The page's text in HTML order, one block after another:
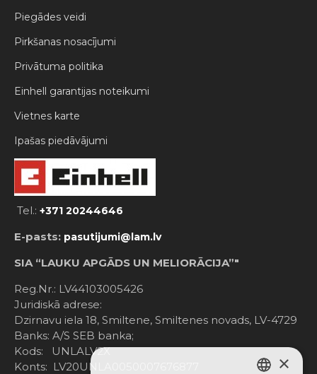
Piegādes veidi
Pirkšanas nosacījumi
Privātuma politika
Einhell garantijas noteikumi
Vietnes karte
Ipašas piedāvājumi
Tel.: +371 20244646
E-pasts: pasutijumi@lam.lv
SIA “LAUKU APGĀDS UN MELIORĀCIJA”"
Reg.Nr.: LV44103005426
Juridiskā adrese:
Dzirnavu iela 18, Smiltene, Smiltenes novads, LV-4729
Banks: A/S SEB banka;
Kods: UNLALV2X
Konts: LV20UNLA0050007676877
×